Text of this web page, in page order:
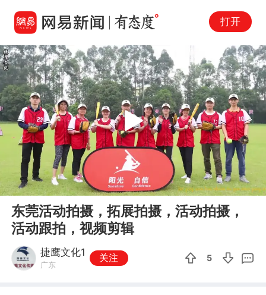
打开
00:00 04:32
Play
东莞活动拍摄，拓展拍摄，活动拍摄，
活动跟拍，视频剪辑
捷鹰文化1
广东
关注 5